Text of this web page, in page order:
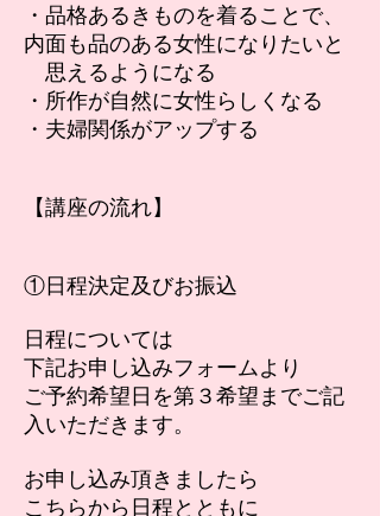
・品格あるきものを着ることで、
内面も品のある女性になりたいと
思えるようになる
・所作が自然に女性らしくなる
・夫婦関係がアップする
【講座の流れ】
①日程決定及びお振込
日程については
下記お申し込みフォームより
ご予約希望日を第３希望までご記
入いただきます。
お申し込み頂きましたら
こちらから日程とともに